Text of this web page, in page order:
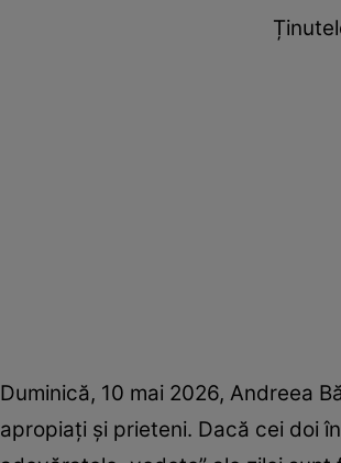
Duminică, 10 mai 2026, Andreea
apropiați și prieteni. Dacă cei doi